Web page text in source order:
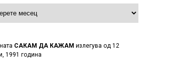
САКАМ ДА КАЖАМ излегува од 12
1991 година